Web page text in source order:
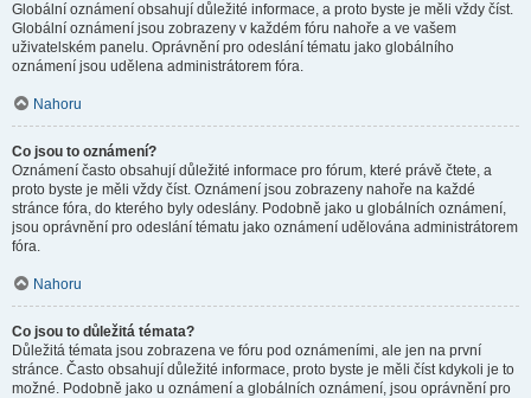
Globální oznámení obsahují důležité informace, a proto byste je měli vždy číst.
Globální oznámení jsou zobrazeny v každém fóru nahoře a ve vašem
uživatelském panelu. Oprávnění pro odeslání tématu jako globálního
oznámení jsou udělena administrátorem fóra.
Nahoru
Co jsou to oznámení?
Oznámení často obsahují důležité informace pro fórum, které právě čtete, a
proto byste je měli vždy číst. Oznámení jsou zobrazeny nahoře na každé
stránce fóra, do kterého byly odeslány. Podobně jako u globálních oznámení,
jsou oprávnění pro odeslání tématu jako oznámení udělována administrátorem
fóra.
Nahoru
Co jsou to důležitá témata?
Důležitá témata jsou zobrazena ve fóru pod oznámeními, ale jen na první
stránce. Často obsahují důležité informace, proto byste je měli číst kdykoli je to
možné. Podobně jako u oznámení a globálních oznámení, jsou oprávnění pro